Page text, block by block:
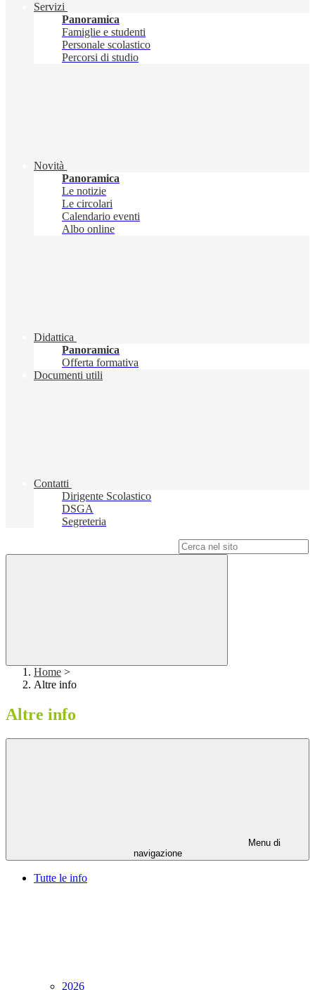
Servizi
Panoramica
Famiglie e studenti
Personale scolastico
Percorsi di studio
Novità
Panoramica
Le notizie
Le circolari
Calendario eventi
Albo online
Didattica
Panoramica
Offerta formativa
Documenti utili
Contatti
Dirigente Scolastico
DSGA
Segreteria
Home >
Altre info
Altre info
Menu di
navigazione
Tutte le info
2026